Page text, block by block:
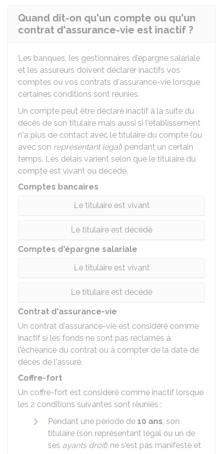
Quand dit-on qu'un compte ou qu'un
contrat d'assurance-vie est inactif ?
Les banques, les gestionnaires d'épargne salariale
et les assureurs doivent déclarer inactifs vos
comptes ou vos contrats d'assurance-vie lorsque
certaines conditions sont réunies.
Un compte peut être déclaré inactif à la suite du
décès de son titulaire mais aussi si l'établissement
n'a plus de contact avec le titulaire du compte (ou
avec son représentant légal) pendant un certain
temps. Les délais varient selon que le titulaire du
compte est vivant ou décédé.
Comptes bancaires
Le titulaire est vivant
Le titulaire est décédé
Comptes d'épargne salariale
Le titulaire est vivant
Le titulaire est décédé
Contrat d'assurance-vie
Un contrat d'assurance-vie est considéré comme
inactif si les fonds ne sont pas réclamés à
l'échéance du contrat ou à compter de la date de
décès de l'assuré.
Coffre-fort
Un coffre-fort est considéré comme inactif lorsque
les 2 conditions suivantes sont réunies :
Pendant une période de 10 ans, son
titulaire (son représentant légal ou un de
ses ayants droit) ne s'est pas manifesté et